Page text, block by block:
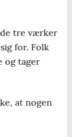
tre værker
for. Folk
og tager
at nogen